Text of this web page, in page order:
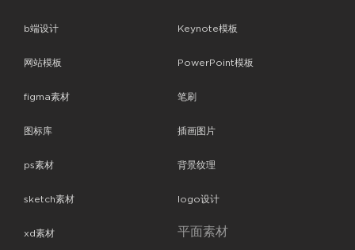
b端设计
网站模板
figma素材
图标库
ps素材
sketch素材
xd素材
Keynote模板
PowerPoint模板
笔刷
插画图片
背景纹理
logo设计
平面素材